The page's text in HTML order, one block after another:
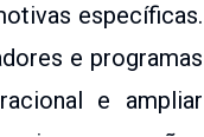
específicas.
e programas
e ampliar